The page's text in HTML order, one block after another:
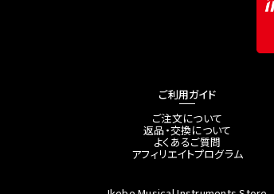
ご利用ガイド
ご注文について
返品・交換について
よくあるご質問
アフィリエイトプログラム